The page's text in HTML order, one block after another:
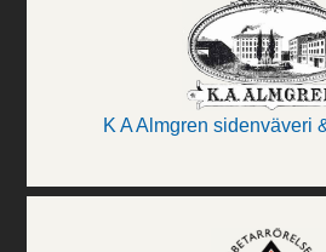
K A Almgren sidenväveri